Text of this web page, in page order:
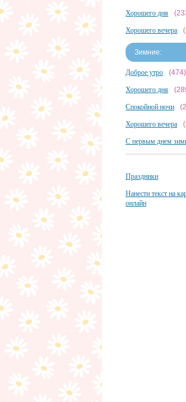
Хорошего дня
Хорошего вечера
Зимние:
Доброе утро (474)
Хорошего дня
Спокойной ночи
Хорошего вечера
С первым днем
Праздники
Нанести текст на
онлайн